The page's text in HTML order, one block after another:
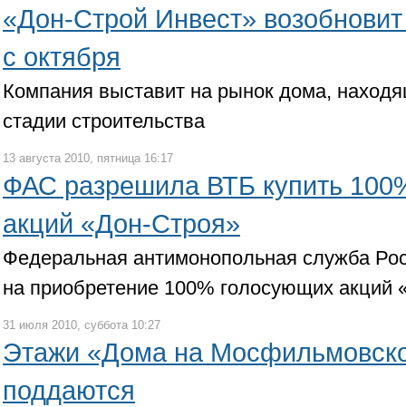
«Дон-Строй Инвест»
с октября
Компания выставит на рынок дома,
стадии строительства
13 августа 2010, пятница 16:17
ФАС разрешила ВТБ купить
акций «Дон-Строя»
Федеральная антимонопольная служба
на приобретение 100% голосующих акций
31 июля 2010, суббота 10:27
Этажи «Дома на
поддаются